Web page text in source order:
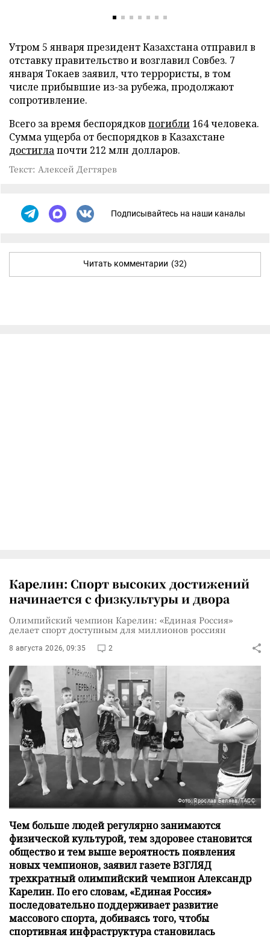
Утром 5 января президент Казахстана отправил в
отставку правительство и возглавил Совбез. 7
января Токаев заявил, что террористы, в том
числе прибывшие из-за рубежа, продолжают
сопротивление.
Всего за время беспорядков погибли 164 человека.
Сумма ущерба от беспорядков в Казахстане
достиглапочти 212 млн долларов.
Текст: Алексей Дегтярев
Подписывайтесь на наши каналы
Читать комментарии (32)
Карелин: Спорт высоких достижений
начинается с физкультуры и двора
Олимпийский чемпион Карелин: «Единая Россия»
делает спорт доступным для миллионов россиян
8 августа 2026, 09:35 2
Фото: Ярослав Беляев/ТАСС
Чем больше людей регулярно занимаются
физической культурой, тем здоровее становится
общество и тем выше вероятность появления
новых чемпионов, заявил газете ВЗГЛЯД
трехкратный олимпийский чемпион Александр
Карелин. По его словам, «Единая Россия»
последовательно поддерживает развитие
массового спорта, добиваясь того, чтобы
спортивная инфраструктура становилась